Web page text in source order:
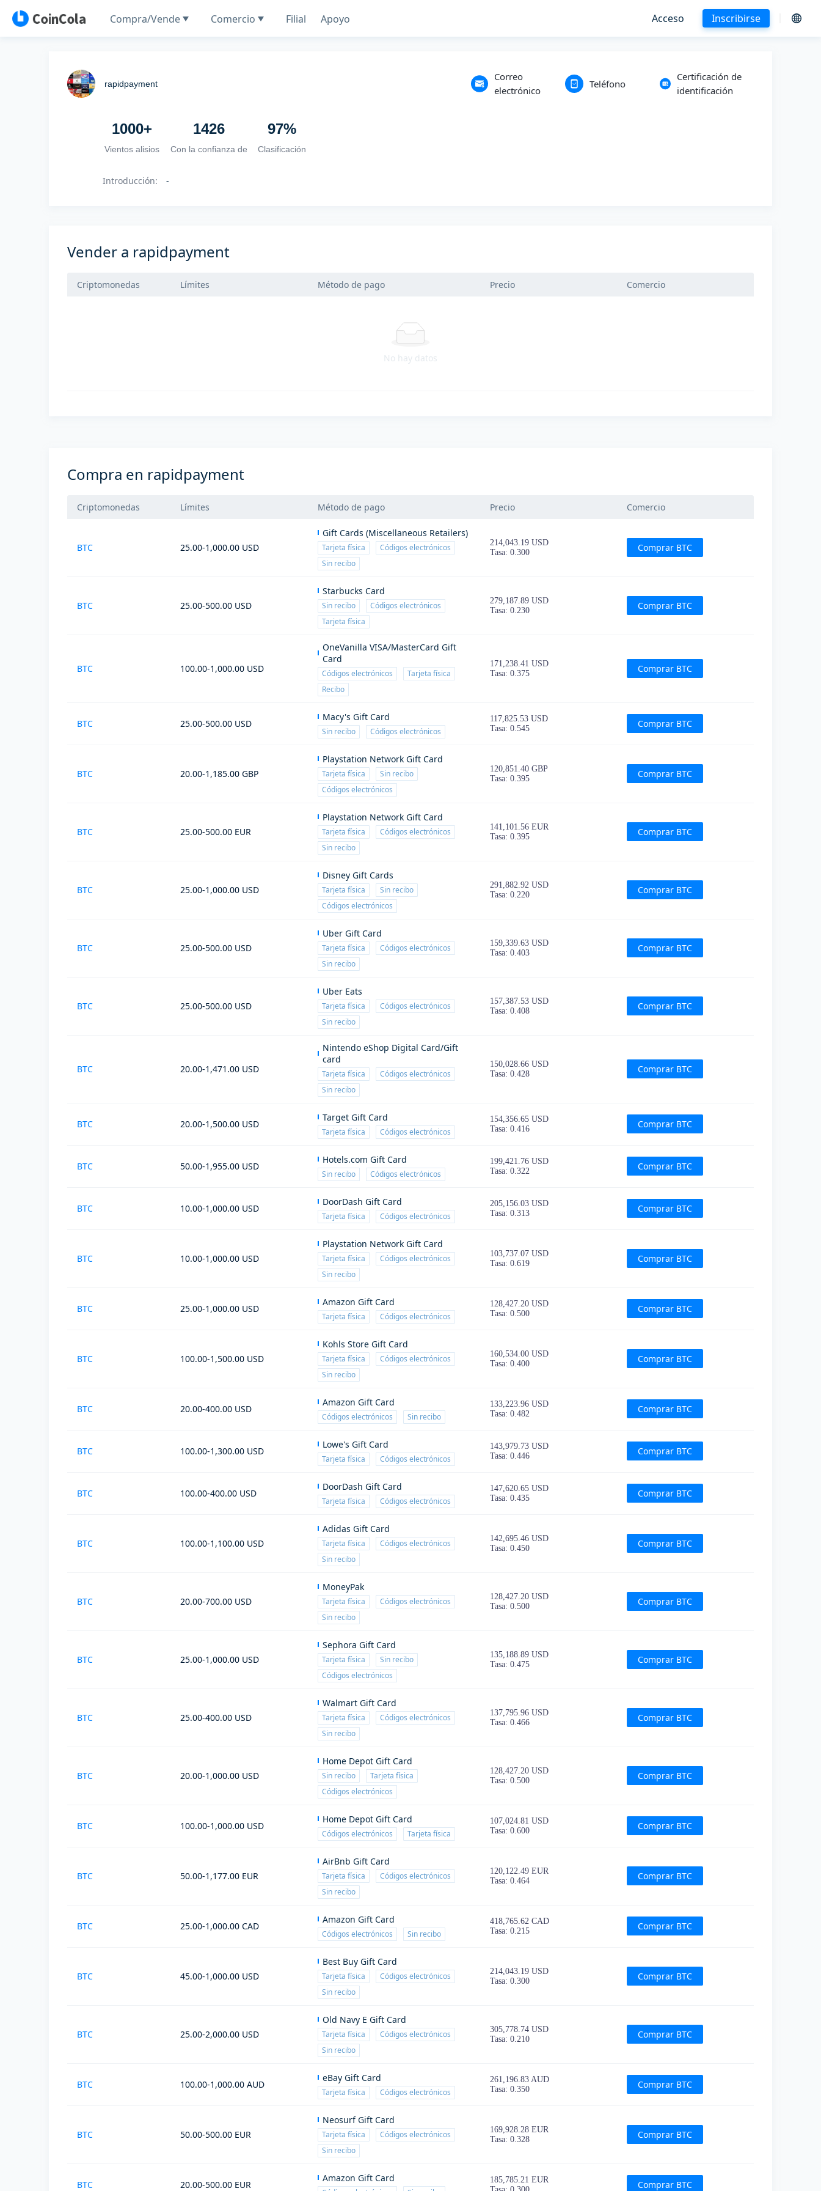
Compra/Vende Comercio Filial Apoyo Acceso Inscribirse
rapidpayment
1000+
Vientos alisios
1426
Con la confianza de
97%
Clasificación
Correo
electrónico
Teléfono
Certificación de
identificación
Introducción: -
Vender a rapidpayment
Criptomonedas Límites Método de pago Precio Comercio
No hay datos
Compra en rapidpayment
Criptomonedas Límites Método de pago Precio Comercio
BTC 25.00-1,000.00 USD
Gift Cards (Miscellaneous Retailers)
Tarjeta física
Códigos electrónicos
Sin recibo
214,043.19 USD
Tasa: 0.300
Comprar BTC
BTC 25.00-500.00 USD
Starbucks Card
Sin recibo
Códigos electrónicos
Tarjeta física
279,187.89 USD
Tasa: 0.230
Comprar BTC
BTC 100.00-1,000.00 USD
OneVanilla VISA/MasterCard Gift
Card
Códigos electrónicos
Tarjeta física
Recibo
171,238.41 USD
Tasa: 0.375
Comprar BTC
BTC 25.00-500.00 USD
Macy's Gift Card
Sin recibo Códigos electrónicos
117,825.53 USD
Tasa: 0.545
Comprar BTC
BTC 20.00-1,185.00 GBP
Playstation Network Gift Card
Tarjeta física
Sin recibo
Códigos electrónicos
120,851.40 GBP
Tasa: 0.395
Comprar BTC
BTC 25.00-500.00 EUR
Playstation Network Gift Card
Tarjeta física
Códigos electrónicos
Sin recibo
141,101.56 EUR
Tasa: 0.395
Comprar BTC
BTC 25.00-1,000.00 USD
Disney Gift Cards
Tarjeta física
Sin recibo
Códigos electrónicos
291,882.92 USD
Tasa: 0.220
Comprar BTC
BTC 25.00-500.00 USD
Uber Gift Card
Tarjeta física
Códigos electrónicos
Sin recibo
159,339.63 USD
Tasa: 0.403
Comprar BTC
BTC 25.00-500.00 USD
Uber Eats
Tarjeta física
Códigos electrónicos
Sin recibo
157,387.53 USD
Tasa: 0.408
Comprar BTC
BTC 20.00-1,471.00 USD
Nintendo eShop Digital Card/Gift
card
Tarjeta física
Códigos electrónicos
Sin recibo
150,028.66 USD
Tasa: 0.428
Comprar BTC
BTC 20.00-1,500.00 USD
Target Gift Card
Tarjeta física Códigos electrónicos
154,356.65 USD
Tasa: 0.416
Comprar BTC
BTC 50.00-1,955.00 USD
Hotels.com Gift Card
Sin recibo Códigos electrónicos
199,421.76 USD
Tasa: 0.322
Comprar BTC
BTC 10.00-1,000.00 USD
DoorDash Gift Card
Tarjeta física Códigos electrónicos
205,156.03 USD
Tasa: 0.313
Comprar BTC
BTC 10.00-1,000.00 USD
Playstation Network Gift Card
Tarjeta física
Códigos electrónicos
Sin recibo
103,737.07 USD
Tasa: 0.619
Comprar BTC
BTC 25.00-1,000.00 USD
Amazon Gift Card
Tarjeta física Códigos electrónicos
128,427.20 USD
Tasa: 0.500
Comprar BTC
BTC 100.00-1,500.00 USD
Kohls Store Gift Card
Tarjeta física
Códigos electrónicos
Sin recibo
160,534.00 USD
Tasa: 0.400
Comprar BTC
BTC 20.00-400.00 USD
Amazon Gift Card
Códigos electrónicos Sin recibo
133,223.96 USD
Tasa: 0.482
Comprar BTC
BTC 100.00-1,300.00 USD
Lowe's Gift Card
Tarjeta física Códigos electrónicos
143,979.73 USD
Tasa: 0.446
Comprar BTC
BTC 100.00-400.00 USD
DoorDash Gift Card
Tarjeta física Códigos electrónicos
147,620.65 USD
Tasa: 0.435
Comprar BTC
BTC 100.00-1,100.00 USD
Adidas Gift Card
Tarjeta física
Códigos electrónicos
Sin recibo
142,695.46 USD
Tasa: 0.450
Comprar BTC
BTC 20.00-700.00 USD
MoneyPak
Tarjeta física
Códigos electrónicos
Sin recibo
128,427.20 USD
Tasa: 0.500
Comprar BTC
BTC 25.00-1,000.00 USD
Sephora Gift Card
Tarjeta física
Sin recibo
Códigos electrónicos
135,188.89 USD
Tasa: 0.475
Comprar BTC
BTC 25.00-400.00 USD
Walmart Gift Card
Tarjeta física
Códigos electrónicos
Sin recibo
137,795.96 USD
Tasa: 0.466
Comprar BTC
BTC 20.00-1,000.00 USD
Home Depot Gift Card
Sin recibo
Tarjeta física
Códigos electrónicos
128,427.20 USD
Tasa: 0.500
Comprar BTC
BTC 100.00-1,000.00 USD
Home Depot Gift Card
Códigos electrónicos Tarjeta física
107,024.81 USD
Tasa: 0.600
Comprar BTC
BTC 50.00-1,177.00 EUR
AirBnb Gift Card
Tarjeta física
Códigos electrónicos
Sin recibo
120,122.49 EUR
Tasa: 0.464
Comprar BTC
BTC 25.00-1,000.00 CAD
Amazon Gift Card
Códigos electrónicos Sin recibo
418,765.62 CAD
Tasa: 0.215
Comprar BTC
BTC 45.00-1,000.00 USD
Best Buy Gift Card
Tarjeta física
Códigos electrónicos
Sin recibo
214,043.19 USD
Tasa: 0.300
Comprar BTC
BTC 25.00-2,000.00 USD
Old Navy E Gift Card
Tarjeta física
Códigos electrónicos
Sin recibo
305,778.74 USD
Tasa: 0.210
Comprar BTC
BTC 100.00-1,000.00 AUD
eBay Gift Card
Tarjeta física Códigos electrónicos
261,196.83 AUD
Tasa: 0.350
Comprar BTC
BTC 50.00-500.00 EUR
Neosurf Gift Card
Tarjeta física
Códigos electrónicos
Sin recibo
169,928.28 EUR
Tasa: 0.328
Comprar BTC
BTC 20.00-500.00 EUR
Amazon Gift Card
185,785.21 EUR
Comprar BTC